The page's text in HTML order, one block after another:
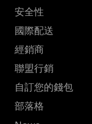
安全性
國際配送
經銷商
聯盟行銷
自訂您的錢包
部落格